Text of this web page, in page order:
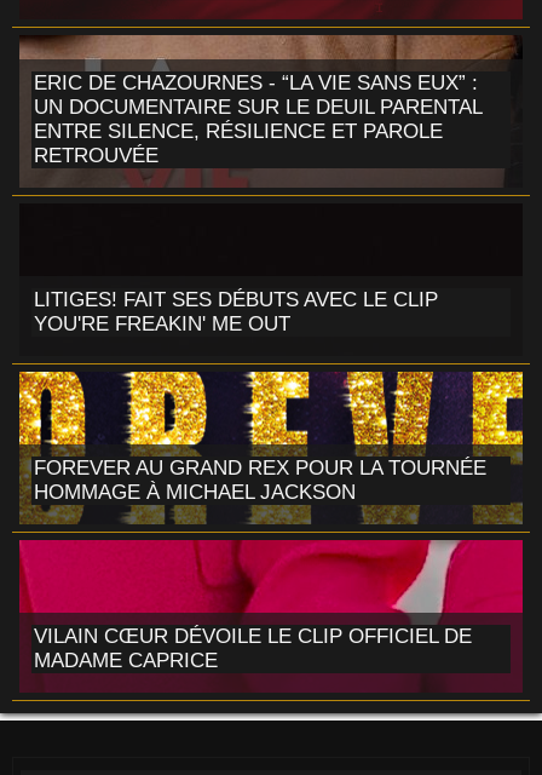
ERIC DE CHAZOURNES - “LA VIE SANS EUX” :
UN DOCUMENTAIRE SUR LE DEUIL PARENTAL
ENTRE SILENCE, RÉSILIENCE ET PAROLE
RETROUVÉE
LITIGES! FAIT SES DÉBUTS AVEC LE CLIP
YOU'RE FREAKIN' ME OUT
FOREVER AU GRAND REX POUR LA TOURNÉE
HOMMAGE À MICHAEL JACKSON
VILAIN CŒUR DÉVOILE LE CLIP OFFICIEL DE
MADAME CAPRICE